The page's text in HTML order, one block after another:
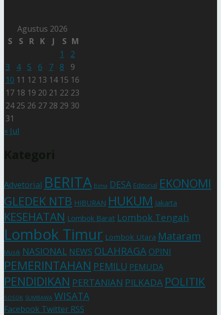
Agustus 2026
S
S R K J S M
1
2
3
4 5 6 7 8
9
10 11 12 13 14 15 16
17 18 19 20 21 22 23
24 25 26 27 28 29 30
31
« Jul
Advetorial BERITA Bima DESA Editorial EKONOMI
GLEDEK NTB HIBURAN HUKUM Jakarta
KESEHATAN Lombok Barat Lombok Tengah
Lombok Timur Lombok Utara Mataram
Musik NASIONAL NEWS OLAHRAGA OPINI
PEMERINTAHAN PEMILU PEMUDA
PENDIDIKAN PERTANIAN PILKADA POLITIK
SOSOK SUMBAWA WISATA
Facebook Twitter RSS